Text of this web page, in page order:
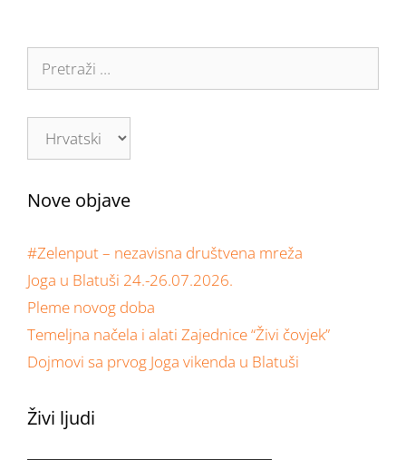
Nove objave
#Zelenput – nezavisna društvena mreža
Joga u Blatuši 24.-26.07.2026.
Pleme novog doba
Temeljna načela i alati Zajednice “Živi čovjek”
Dojmovi sa prvog Joga vikenda u Blatuši
Živi ljudi